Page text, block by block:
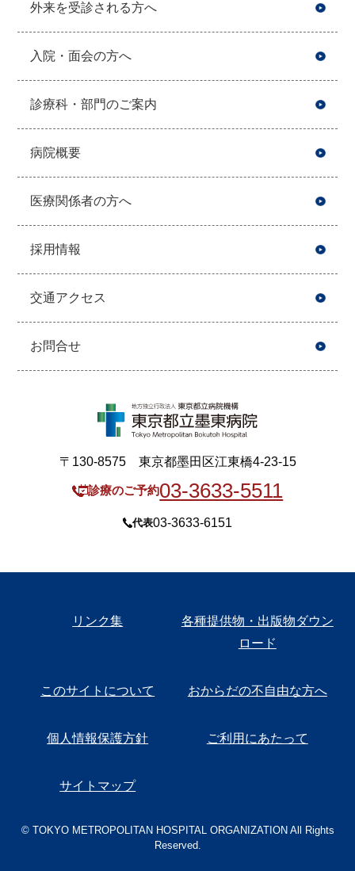
外来を受診される方へ
入院・面会の方へ
診療科・部門のご案内
病院概要
医療関係者の方へ
採用情報
交通アクセス
お問合せ
〒130-8575 東京都墨田区江東橋4-23-15
診療のご予約03-3633-5511
代表03-3633-6151
リンク集
各種提供物・出版物ダウン
ロード
このサイトについて おからだの不自由な方へ
個人情報保護方針 ご利用にあたって
サイトマップ
© TOKYO METROPOLITAN HOSPITAL ORGANIZATION All Rights
Reserved.